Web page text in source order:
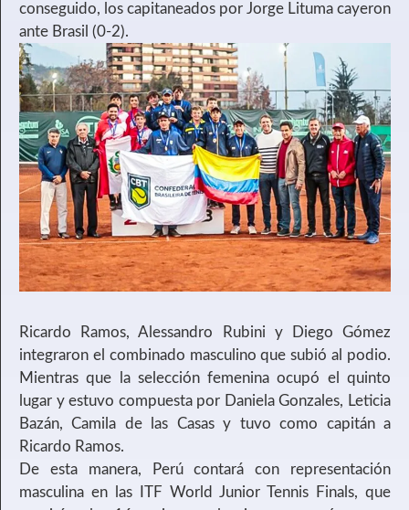
conseguido, los capitaneados por Jorge Lituma cayeron
ante Brasil (0-2).
Ricardo Ramos, Alessandro Rubini y Diego Gómez
integraron el combinado masculino que subió al podio.
Mientras que la selección femenina ocupó el quinto
lugar y estuvo compuesta por Daniela Gonzales, Leticia
Bazán, Camila de las Casas y tuvo como capitán a
Ricardo Ramos.
De esta manera, Perú contará con representación
masculina en las ITF World Junior Tennis Finals, que